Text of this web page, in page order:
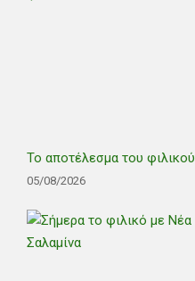
Το αποτέλεσμα του φιλικού
05/08/2026